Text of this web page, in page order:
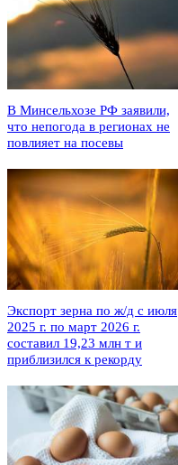
В Минсельхозе РФ заявили,
что непогода в регионах не
повлияет на посевы
Экспорт зерна по ж/д с июля
2025 г. по март 2026 г.
составил 19,23 млн т и
приблизился к рекорду